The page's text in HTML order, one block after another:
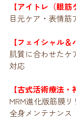
【アイトレ（眼筋
目元ケア・表情筋
【フェイシャル＆
肌質に合わせたケ
対応
【古式活術療法・
MRM進化版筋膜
全身メンテナンス